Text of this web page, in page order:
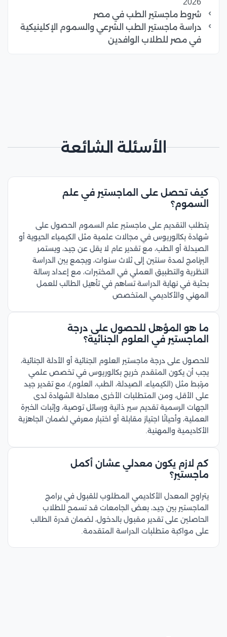
شروط ماجستير الطب في مصر
دراسة ماجستير الطب الشرعي والسموم الإكلينيكية
في مصر للطلاب الوافدين
الأسئلة الشائعة
كيف تحصل على الماجستير في علم
السموم؟
يتطلب التقديم على ماجستير علم السموم الحصول على
شهادة بكالوريوس في مجالات علمية مثل الكيمياء الحيوية أو
الصيدلة أو الطب، مع تقدير عام لا يقل عن جيد، ويستمر
البرنامج لمدة سنتين إلى ثلاث سنوات، ويجمع بين الدراسة
النظرية والتطبيق العملي في المختبرات، مع إعداد رسالة
بحثية في نهاية الدراسة تساهم في تأهيل الطالب للعمل
المهني والأكاديمي المتخصص
ما هو المؤهل للحصول على درجة
الماجستير في العلوم الجنائية؟
للحصول على درجة ماجستير العلوم الجنائية أو الأدلة الجنائية،
يجب أن يكون المتقدم خريج بكالوريوس في تخصص علمي
مرتبط مثل (الكيمياء، الصيدلة، الطب، العلوم)، مع تقدير جيد
على الأقل، ومن المتطلبات الأخرى معادلة الشهادة لدى
الجهات الرسمية تقديم سير ذاتية ورسائل توصية، وإثبات الخبرة
العملية، وأحيانًا اجتياز مقابلة أو اختبار معرفي لضمان الجاهزية
الأكاديمية والمهنية.
كم لازم يكون معدلي عشان أكمل
ماجستير؟
يتراوح المعدل الأكاديمي المطلوب للقبول في برامج
الماجستير بين جيد، بعض الجامعات قد تسمح للطلاب
الحاصلين على تقدير مقبول بالدخول، لضمان قدرة الطالب
على مواكبة متطلبات الدراسة المتقدمة.